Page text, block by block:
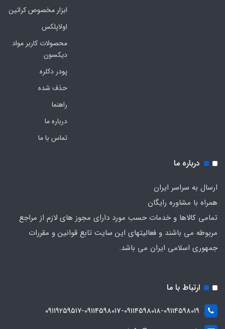
ابزار مخصوص کراتین
اولاپلکس
محصولات کاربر مواد
دیکسون
پودر دکلره
حذف شده
راهنما
درباره ما
تماس با ما
درباره ما
ارسال به سراسر ایران
همراه با مشاوره رایگان
تمامی کالاها و خدمات حسب مورد دارای مجوز های لازم از مراجع
مربوطه می باشند و فعالیتهای این سایت تابع قوانین و مقررات
جمهوری اسلامی ایران می باشد.
ارتباط با ما
۰۹۱۱۹۲۵۹۵۱۷-09114598017-09114598018-09114598019